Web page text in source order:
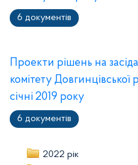
6 документів
Проекти рішень на
комітету Довгинцівської
січні 2019 року
6 документів
2022 рік